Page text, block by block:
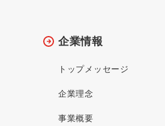
企業情報
トップメッセージ
企業理念
事業概要